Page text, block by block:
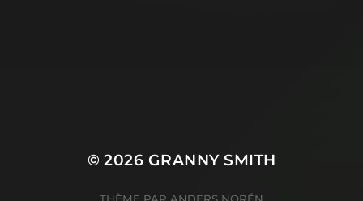
© 2026 GRANNY SMITH
THÈME PAR ANDERS NORÉN